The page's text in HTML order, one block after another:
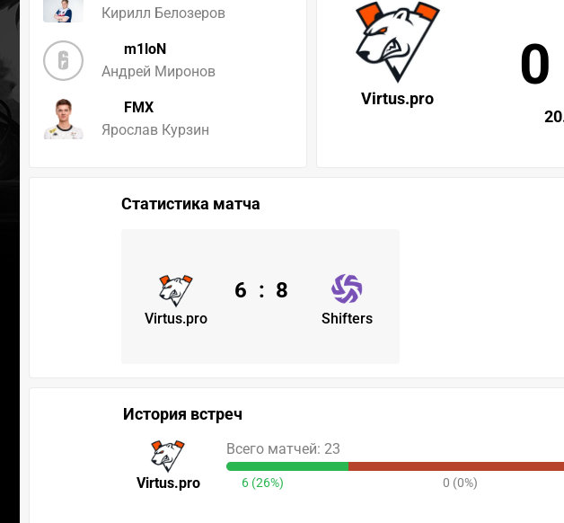
Кирилл Белозеров
m1loN
Андрей Миронов
FMX
Ярослав Курзин
Virtus.pro
0
Статистика матча
Virtus.pro Shifters
6 : 8
История встреч
Virtus.pro
Всего матчей: 23
6 (26%) 0 (0%)